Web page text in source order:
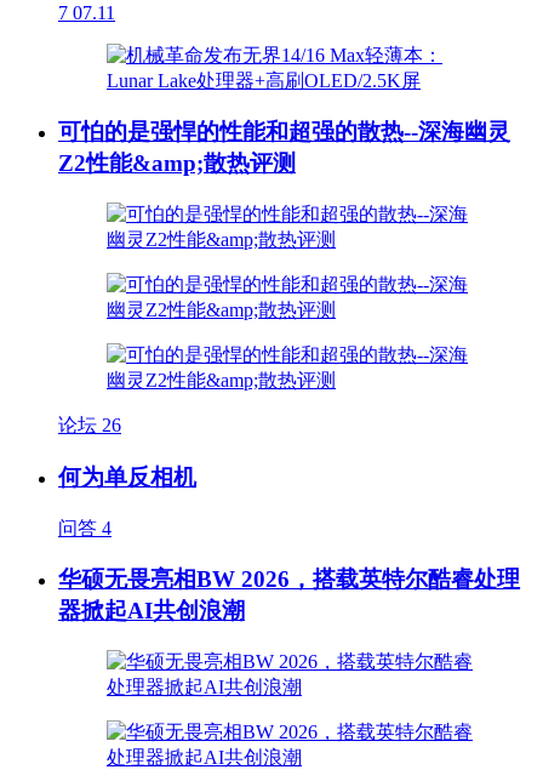
7 07.11
可怕的是强悍的性能和超强的散热--深海幽灵
Z2性能&amp;散热评测
论坛 26
何为单反相机
问答 4
华硕无畏亮相BW 2026，搭载英特尔酷睿处理
器掀起AI共创浪潮